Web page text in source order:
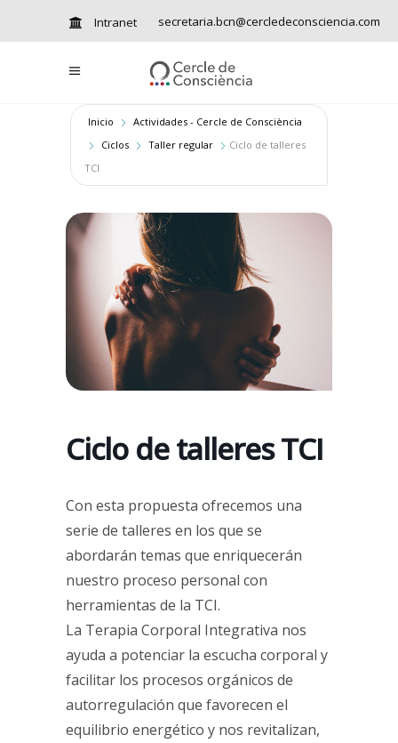
Intranet secretaria.bcn@cercledeconsciencia.com
Inicio
Actividades - Cercle de Consciència
Ciclos
Taller regular
Ciclo de talleres
TCI
Ciclo de talleres TCI
Con esta propuesta ofrecemos una
serie de talleres en los que se
abordarán temas que enriquecerán
nuestro proceso personal con
herramientas de la TCI.
La Terapia Corporal Integrativa nos
ayuda a potenciar la escucha corporal y
facilitar los procesos orgánicos de
autorregulación que favorecen el
equilibrio energético y nos revitalizan,